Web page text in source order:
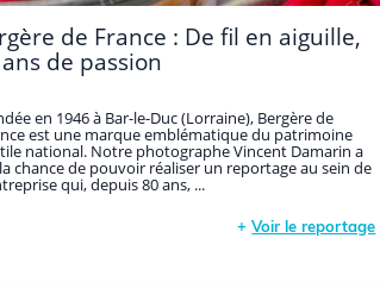
de France : De fil en aiguille,
de passion
en 1946 à Bar-le-Duc (Lorraine), Bergère de
est une marque emblématique du patrimoine
national. Notre photographe Vincent Damarin a
chance de pouvoir réaliser un reportage au sein de
qui, depuis 80 ans, ...
+Voir le reportage